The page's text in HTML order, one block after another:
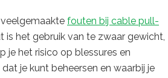
fouten bij cable pull-
is het gebruik van te zwaar gewicht,
je het risico op blessures en
je kunt beheersen en waarbij je